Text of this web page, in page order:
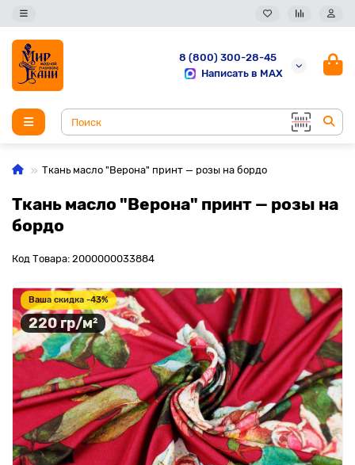
8 (800) 300-28-45
Написать в MAX
Ткань масло "Верона" принт — розы на бордо
Ткань масло "Верона" принт — розы на
бордо
Код Товара: 2000000033884
Ваша скидка -43%
220 гр/м²